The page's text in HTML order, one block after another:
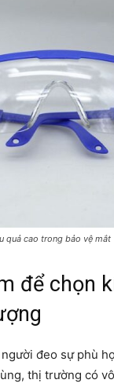
quả cao trong bảo vệ mắt
để chọn
đeo sự phù
thị trường có